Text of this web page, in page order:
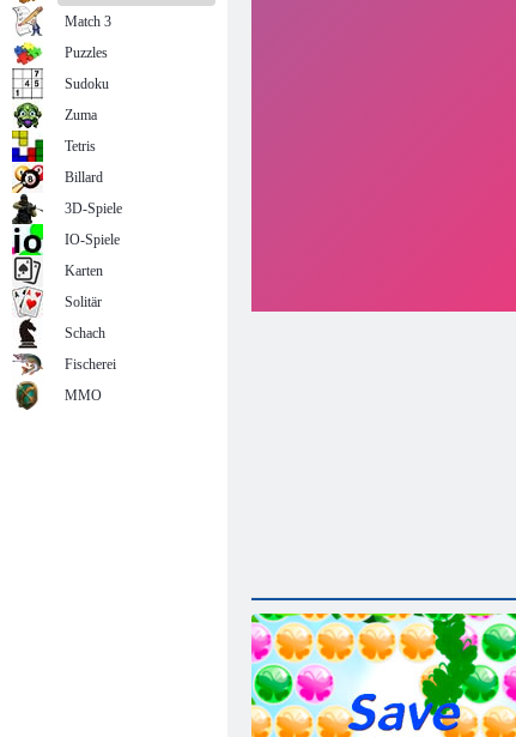
Match 3
Puzzles
Sudoku
Zuma
Tetris
Billard
3D-Spiele
IO-Spiele
Karten
Solitär
Schach
Fischerei
MMO